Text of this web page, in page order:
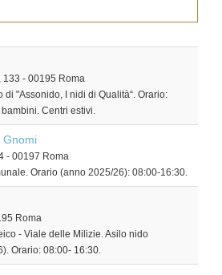
, 133 - 00195 Roma
"Assonido, I nidi di Qualità“. Orario:
Centri estivi.
Gnomi
- 00197 Roma
Orario (anno 2025/26): 08:00-16:30.
Roma
- Viale delle Milizie. Asilo nido
Orario: 08:00- 16:30.